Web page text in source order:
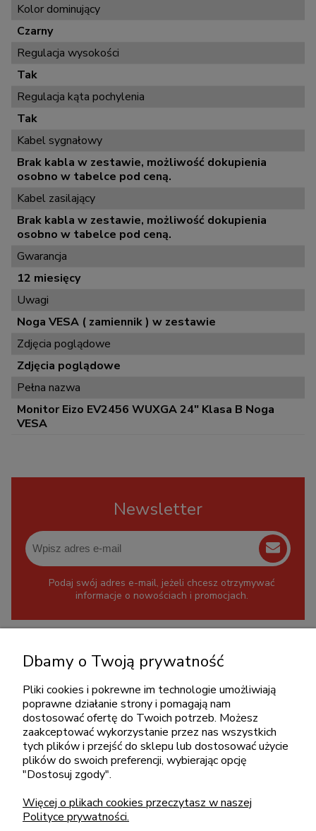
Kolor dominujący
Czarny
Regulacja wysokości
Tak
Regulacja kąta pochylenia
Tak
Kabel sygnałowy
Brak kabla w zestawie, możliwość dokupienia
osobno w tabelce pod ceną.
Kabel zasilający
Brak kabla w zestawie, możliwość dokupienia
osobno w tabelce pod ceną.
Gwarancja
12 miesięcy
Uwagi
Noga VESA ( zamiennik ) w zestawie
Zdjęcia poglądowe
Zdjęcia poglądowe
Pełna nazwa
Monitor Eizo EV2456 WUXGA 24" Klasa B Noga
VESA
Newsletter
Podaj swój adres e-mail, jeżeli chcesz otrzymywać
informacje o nowościach i promocjach.
+48 717345566
pon.-piąt.: 08:00-16:00
sklep@cebit.pl
ZAKUPY
POMOC
Dbamy o Twoją prywatność
Pliki cookies i pokrewne im technologie umożliwiają
poprawne działanie strony i pomagają nam
dostosować ofertę do Twoich potrzeb. Możesz
zaakceptować wykorzystanie przez nas wszystkich
tych plików i przejść do sklepu lub dostosować użycie
plików do swoich preferencji, wybierając opcję
"Dostosuj zgody".
Więcej o plikach cookies przeczytasz w naszej
Polityce prywatności.